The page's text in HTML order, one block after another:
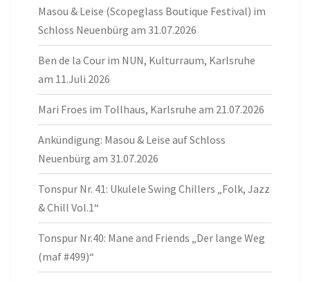
Masou & Leise (Scopeglass Boutique Festival) im
Schloss Neuenbürg am 31.07.2026
Ben de la Cour im NUN, Kulturraum, Karlsruhe
am 11.Juli 2026
Mari Froes im Tollhaus, Karlsruhe am 21.07.2026
Ankündigung: Masou & Leise auf Schloss
Neuenbürg am 31.07.2026
Tonspur Nr. 41: Ukulele Swing Chillers „Folk, Jazz
& Chill Vol.1“
Tonspur Nr.40: Mane and Friends „Der lange Weg
(maf #499)“